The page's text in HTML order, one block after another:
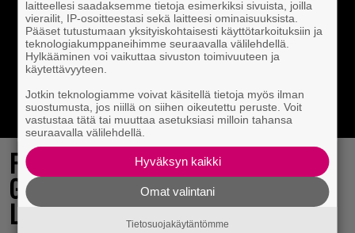
Final Fantasy VII Revelation näytillä
Gamescom-messujen Opening Night
Live -tapahtumassa
laitteellesi saadaksemme tietoja esimerkiksi sivuista, joilla
vierailit, IP-osoitteestasi sekä laitteesi ominaisuuksista.
Pääset tutustumaan yksityiskohtaisesti käyttötarkoituksiin ja
teknologiakumppaneihimme seuraavalla välilehdellä.
Hylkääminen voi vaikuttaa sivuston toimivuuteen ja
käytettävyyteen.
Jotkin teknologiamme voivat käsitellä tietoja myös ilman
suostumusta, jos niillä on siihen oikeutettu peruste. Voit
vastustaa tätä tai muuttaa asetuksiasi milloin tahansa
seuraavalla välilehdellä.
Hyväksyn kaikki
Omat valintani
Tietosuojakäytäntömme